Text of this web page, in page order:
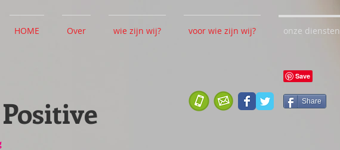
HOME Over wie zijn wij? voor wie zijn wij? onze diensten
Share